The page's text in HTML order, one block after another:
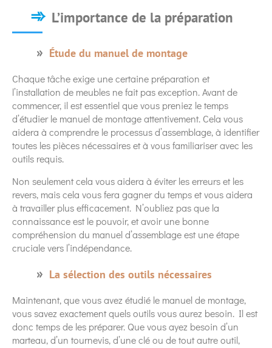
L’importance de la préparation
Étude du manuel de montage
Chaque tâche exige une certaine préparation et
l’installation de meubles ne fait pas exception. Avant de
commencer, il est essentiel que vous preniez le temps
d’étudier le manuel de montage attentivement. Cela vous
aidera à comprendre le processus d’assemblage, à identifier
toutes les pièces nécessaires et à vous familiariser avec les
outils requis.
Non seulement cela vous aidera à éviter les erreurs et les
revers, mais cela vous fera gagner du temps et vous aidera
à travailler plus efficacement. N’oubliez pas que la
connaissance est le pouvoir, et avoir une bonne
compréhension du manuel d’assemblage est une étape
cruciale vers l’indépendance.
La sélection des outils nécessaires
Maintenant, que vous avez étudié le manuel de montage,
vous savez exactement quels outils vous aurez besoin. Il est
donc temps de les préparer. Que vous ayez besoin d’un
marteau, d’un tournevis, d’une clé ou de tout autre outil,